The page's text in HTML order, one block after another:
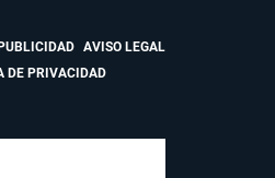
AVISO LEGAL
DE PRIVACIDAD